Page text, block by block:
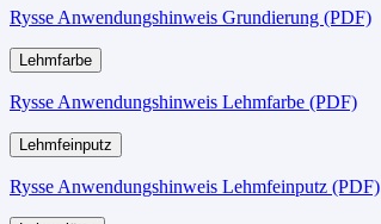
Rysse Anwendungshinweis Grundierung (PDF)
Lehmfarbe
Rysse Anwendungshinweis Lehmfarbe (PDF)
Lehmfeinputz
Rysse Anwendungshinweis Lehmfeinputz (PDF)